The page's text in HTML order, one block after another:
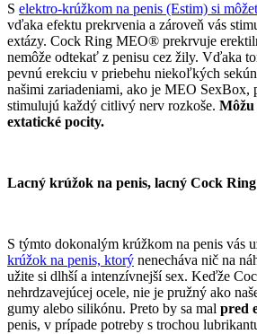
S elektro-krúžkom na penis (Estim) si
vďaka efektu prekrvenia a zároveň vás
extázy. Cock Ring MEO® prekrvuje
nemôže odtekať z penisu cez žily. Vďaka
pevnú erekciu v priebehu niekoľkých
našimi zariadeniami, ako je MEO SexBox,
stimulujú každý citlivý nerv rozkoše. Môžu
extatické pocity.
Lacný krúžok na penis, lacný Cock Ring
S týmto dokonalým krúžkom na penis vás
krúžok na penis, ktorý nenecháva nič na
užite si dlhší a intenzívnejší sex. Keďže
nehrdzavejúcej ocele, nie je pružný ako
gumy alebo silikónu. Preto by sa mal pred
penis, v prípade potreby s trochou